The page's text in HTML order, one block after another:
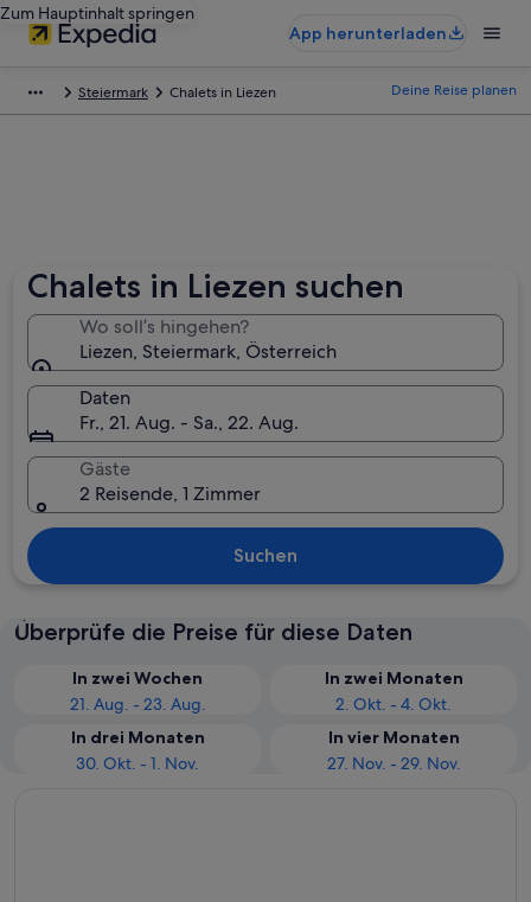
Zum Hauptinhalt springen
App herunterladen
Steiermark Chalets in Liezen Deine Reise planen
Chalets in Liezen suchen
Wo soll’s hingehen?
Liezen, Steiermark, Österreich
Daten
Fr., 21. Aug. - Sa., 22. Aug.
Gäste
2 Reisende, 1 Zimmer
Suchen
Überprüfe die Preise für diese Daten
In zwei Wochen
21. Aug. - 23. Aug.
In zwei Monaten
2. Okt. - 4. Okt.
In drei Monaten
30. Okt. - 1. Nov.
In vier Monaten
27. Nov. - 29. Nov.